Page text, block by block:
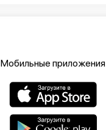
Мобильные приложения